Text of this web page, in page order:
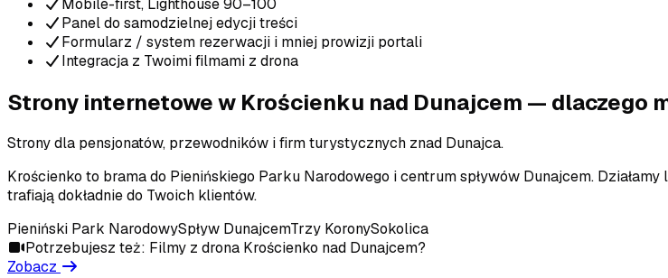
Panel do samodzielnej edycji treści
Formularz / system rezerwacji i mniej prowizji portali
Integracja z Twoimi filmami z drona
Strony internetowew Krościenku nad Dunajcem — dlaczego
Strony dla pensjonatów, przewodników i firm turystycznych znad Dunajca.
Krościenko to brama do Pienińskiego Parku Narodowego i centrum spływów Dunajcem.
trafiają dokładnie do Twoich klientów.
Pieniński Park NarodowySpływ DunajcemTrzy KoronySokolica
Potrzebujesz też: Filmy z drona Krościenko nad Dunajcem?
Zobacz